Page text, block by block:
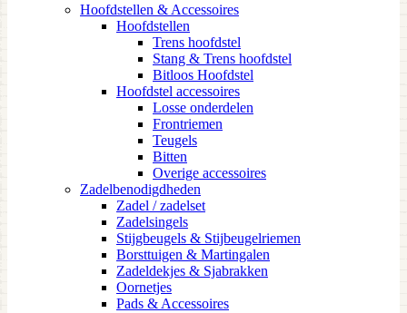
Hoofdstellen & Accessoires
Hoofdstellen
Trens hoofdstel
Stang & Trens hoofdstel
Bitloos Hoofdstel
Hoofdstel accessoires
Losse onderdelen
Frontriemen
Teugels
Bitten
Overige accessoires
Zadelbenodigdheden
Zadel / zadelset
Zadelsingels
Stijgbeugels & Stijbeugelriemen
Borsttuigen & Martingalen
Zadeldekjes & Sjabrakken
Oornetjes
Pads & Accessoires